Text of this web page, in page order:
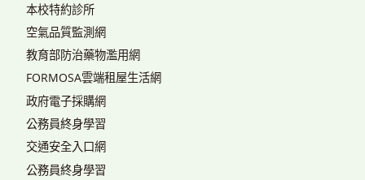
本校特約診所
空氣品質監測網
教育部防治藥物濫用網
FORMOSA雲端租屋生活網
政府電子採購網
公務員終身學習
交通安全入口網
公務員終身學習